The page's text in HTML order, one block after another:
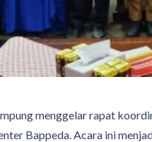
menggelar rapat
Bappeda. Acara ini